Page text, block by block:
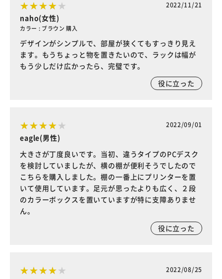
2022/11/21
naho(女性)
カラー : ブラウン 購入
デザインがシンプルで、部屋が狭くてもすっきり見え
ます。もうちょっと物を置きたいので、ラックは幅が
もう少しだけ広かったら、完璧です。
役に立った
2022/09/01
eagle(男性)
大きさが丁度良いです。当初、違うタイプのPCデスク
を検討していましたが、横の棚が便利そうでしたので
こちらを購入しました。棚の一番上にプリンターを置
いて使用しています。足元が思ったよりも広く、２段
のカラーボックスを置いていますが特に支障ありませ
ん。
役に立った
2022/08/25